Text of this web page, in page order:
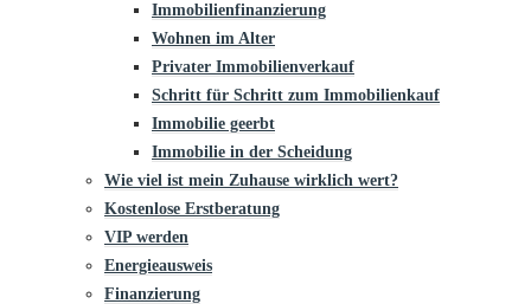
Immobilienfinanzierung
Wohnen im Alter
Privater Immobilienverkauf
Schritt für Schritt zum Immobilienkauf
Immobilie geerbt
Immobilie in der Scheidung
Wie viel ist mein Zuhause wirklich wert?
Kostenlose Erstberatung
VIP werden
Energieausweis
Finanzierung